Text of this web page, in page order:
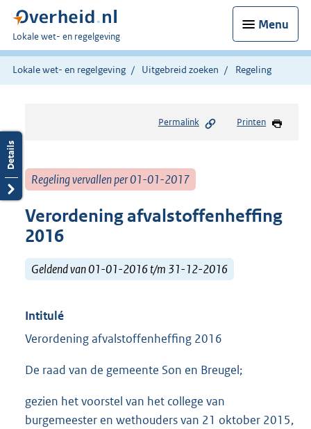
Menu
U
bent
hier:
Lokale wet- en regelgeving
Lokale wet- en regelgeving Uitgebreid zoeken Regeling
Permalink Printen
Regeling vervallen per 01-01-2017
Verordening afvalstoffenheffing
2016
Geldend van 01-01-2016 t/m 31-12-2016
Intitulé
Verordening afvalstoffenheffing 2016
De raad van de gemeente Son en Breugel;
gezien het voorstel van het college van
burgemeester en wethouders van 21 oktober 2015,